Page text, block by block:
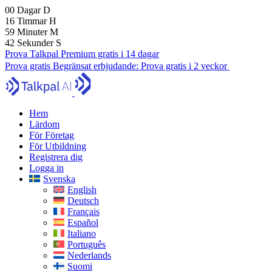
00 DagarD
16 TimmarH
59 MinuterM
40 Sekunder S
Prova Talkpal Premium gratis i 14 dagar
Prova gratis Begränsat erbjudande: Prova gratis i 2 veckor
Hem
Lärdom
För Företag
För Utbildning
Registrera dig
Logga in
Svenska
English
Deutsch
Français
Español
Italiano
Português
Nederlands
Suomi